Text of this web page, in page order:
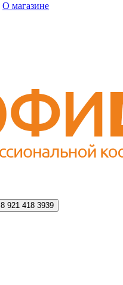
О магазине
8 921 418 3939